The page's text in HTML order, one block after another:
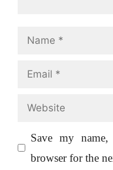
Name
Email
Website
Save my
browser for the